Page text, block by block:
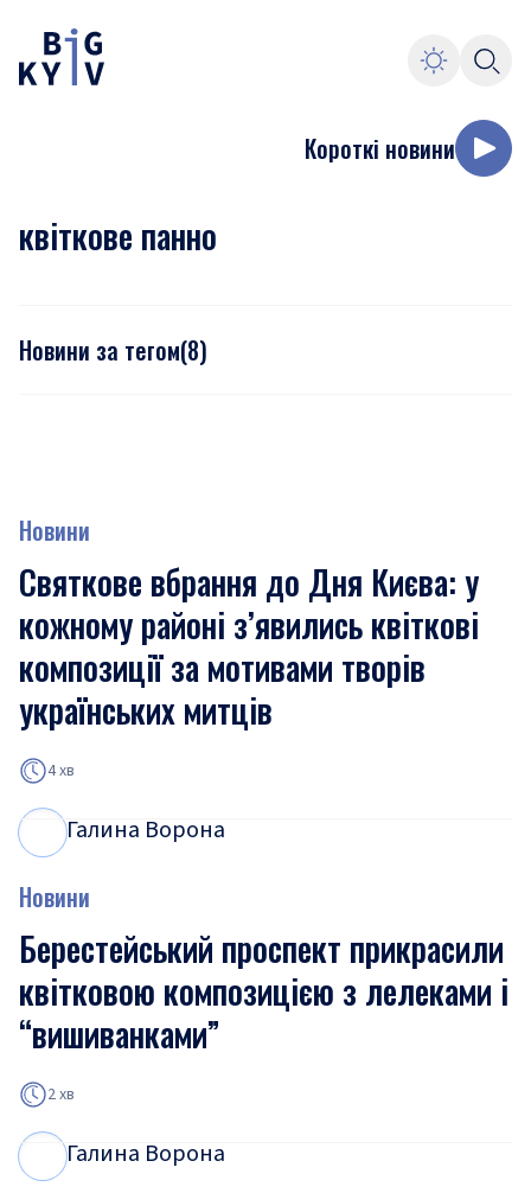
Короткі новини
квіткове панно
Новини за тегом(8)
Новини
Святкове вбрання до Дня Києва: у
кожному районі з’явились квіткові
композиції за мотивами творів
українських митців
4 хв
Галина Ворона
Новини
Берестейський проспект прикрасили
квітковою композицією з лелеками і
“вишиванками”
2 хв
Галина Ворона